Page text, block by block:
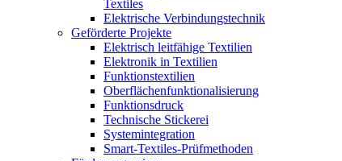
Textiles
Elektrische Verbindungstechnik
Geförderte Projekte
Elektrisch leitfähige Textilien
Elektronik in Textilien
Funktionstextilien
Oberflächenfunktionalisierung
Funktionsdruck
Technische Stickerei
Systemintegration
Smart-Textiles-Prüfmethoden